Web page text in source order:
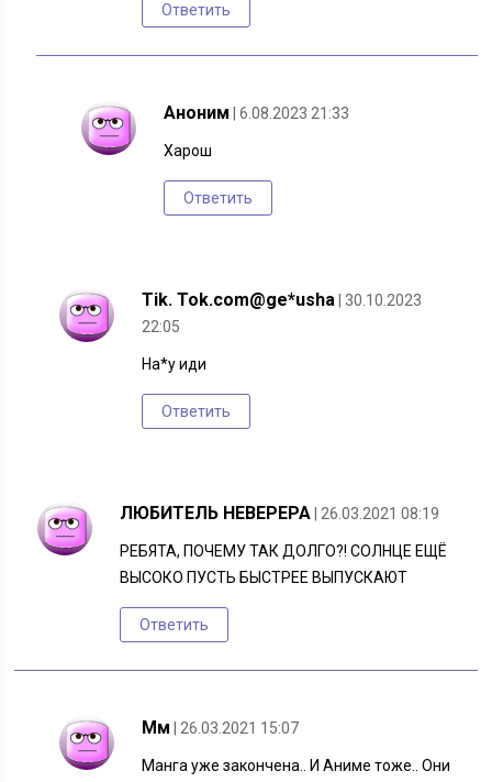
Ответить
Аноним | 6.08.2023 21:33
Харош
Ответить
Tik. Tok.com@ge*usha
| 30.10.2023
22:05
На*у иди
Ответить
ЛЮБИТЕЛЬ НЕВЕРЕРА | 26.03.2021 08:19
РЕБЯТА, ПОЧЕМУ ТАК ДОЛГО?! СОЛНЦЕ ЕЩЁ
ВЫСОКО ПУСТЬ БЫСТРЕЕ ВЫПУСКАЮТ
Ответить
Мм | 26.03.2021 15:07
Манга уже закончена.. И Аниме тоже.. Они